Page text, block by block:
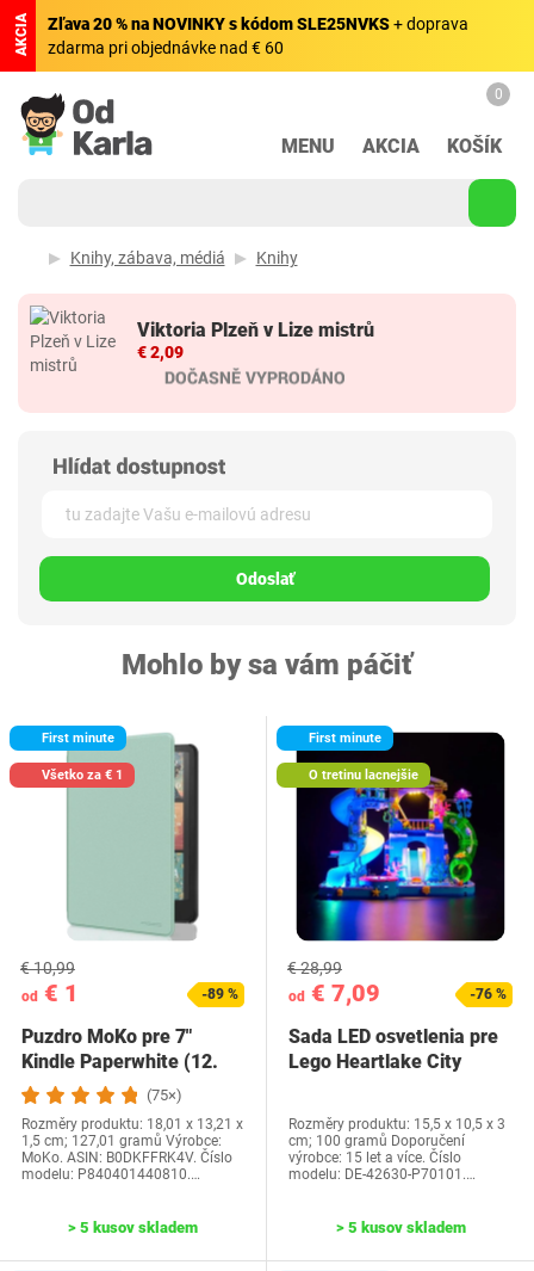
AKCIA Zľava 20 % na NOVINKY s kódom SLE25NVKS+ doprava
zdarma pri objednávke nad € 60
MENU AKCIA
0
KOŠÍK
Knihy, zábava, médiá Knihy
Viktoria Plzeň v Lize mistrů
€ 2,09
Odoslať
Mohlo by sa vám páčiť
First minute
Všetko za € 1
od € 1
€ 10,99
-89 %
Puzdro MoKo pre 7"
Kindle Paperwhite (12.
generácia-2024) a…
(75×)
Rozměry produktu: 18,01 x 13,21 x
1,5 cm; 127,01 gramů Výrobce:
MoKo. ASIN: B0DKFFRK4V. Číslo
modelu: P840401440810.…
> 5 kusov skladem
First minute
O tretinu lacnejšie
od € 7,09
€ 28,99
-76 %
Sada LED osvetlenia pre
Lego Heartlake City
Rozměry produktu: 15,5 x 10,5 x 3
cm; 100 gramů Doporučení
výrobce: 15 let a více. Číslo
modelu: DE-42630-P70101.…
> 5 kusov skladem